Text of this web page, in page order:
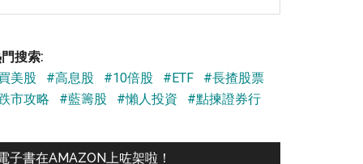
搜索:
美股
#高息股 #10倍股 #ETF
#長揸股票
市攻略
#藍籌股 #懶人投資 #點揀證券行
子書在AMAZON上咗架啦！